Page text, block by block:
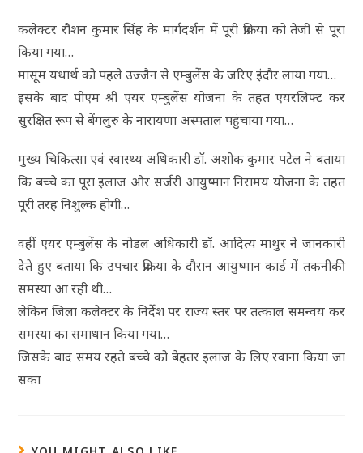
कलेक्टर रौशन कुमार सिंह के मार्गदर्शन में पूरी प्रक्रिया को तेजी से पूरा
किया गया…
मासूम यथार्थ को पहले उज्जैन से एम्बुलेंस के जरिए इंदौर लाया गया…
इसके बाद पीएम श्री एयर एम्बुलेंस योजना के तहत एयरलिफ्ट कर
सुरक्षित रूप से बेंगलुरु के नारायणा अस्पताल पहुंचाया गया…
मुख्य चिकित्सा एवं स्वास्थ्य अधिकारी डॉ. अशोक कुमार पटेल ने बताया
कि बच्चे का पूरा इलाज और सर्जरी आयुष्मान निरामय योजना के तहत
पूरी तरह निशुल्क होगी…
वहीं एयर एम्बुलेंस के नोडल अधिकारी डॉ. आदित्य माथुर ने जानकारी
देते हुए बताया कि उपचार प्रक्रिया के दौरान आयुष्मान कार्ड में तकनीकी
समस्या आ रही थी…
लेकिन जिला कलेक्टर के निर्देश पर राज्य स्तर पर तत्काल समन्वय कर
समस्या का समाधान किया गया…
जिसके बाद समय रहते बच्चे को बेहतर इलाज के लिए रवाना किया जा
सका